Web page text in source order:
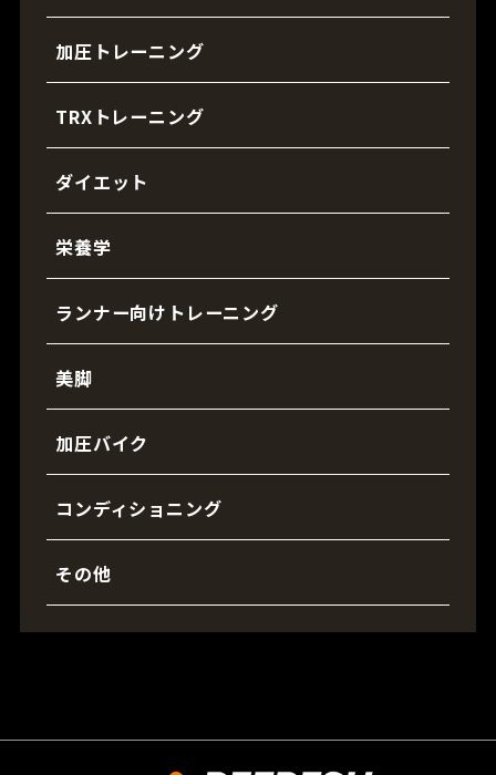
加圧トレーニング
TRXトレーニング
ダイエット
栄養学
ランナー向けトレーニング
美脚
加圧バイク
コンディショニング
その他